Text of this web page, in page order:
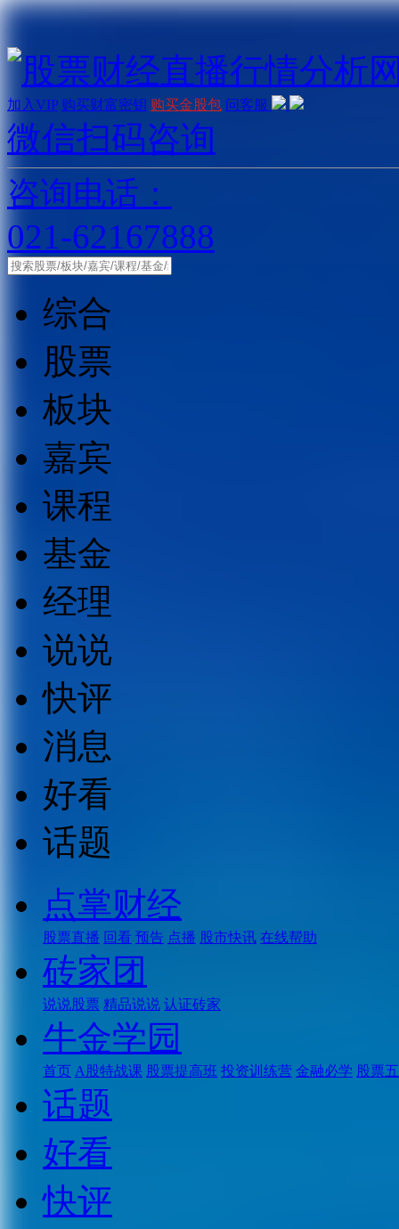
加入VIP 购买财富密钥 购买金股包 问客服
微信扫码咨询
咨询电话：
021-62167888
综合
股票
板块
嘉宾
课程
基金
经理
说说
快评
消息
好看
话题
点掌财经
股票直播 回看 预告 点播 股市快讯 在线帮助
砖家团
说说股票 精品说说 认证砖家
牛金学园
首页 A股特战课 股票提高班 投资训练营 金融必学 股票
话题
好看
快评